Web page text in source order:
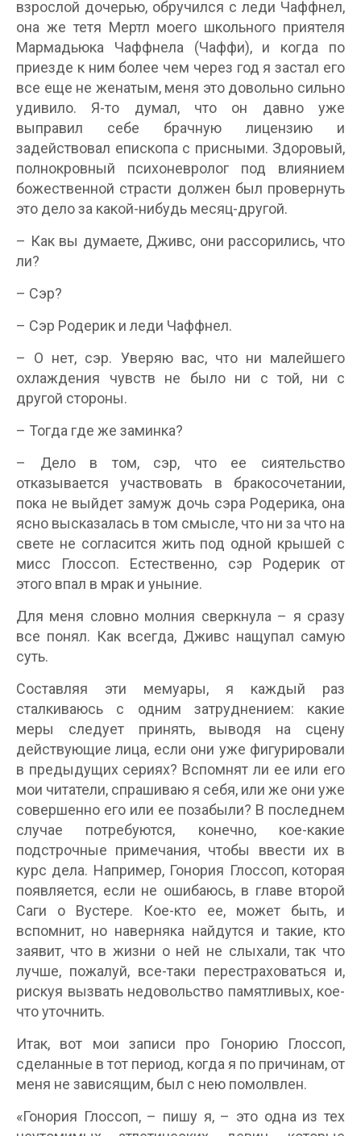
взрослой дочерью, обручился с леди Чаффнел,
она же тетя Мертл моего школьного приятеля
Мармадьюка Чаффнела (Чаффи), и когда по
приезде к ним более чем через год я застал его
все еще не женатым, меня это довольно сильно
удивило. Я-то думал, что он давно уже
выправил себе брачную лицензию и
задействовал епископа с присными. Здоровый,
полнокровный психоневролог под влиянием
божественной страсти должен был провернуть
это дело за какой-нибудь месяц-другой.
– Как вы думаете, Дживс, они рассорились, что
ли?
– Сэр?
– Сэр Родерик и леди Чаффнел.
– О нет, сэр. Уверяю вас, что ни малейшего
охлаждения чувств не было ни с той, ни с
другой стороны.
– Тогда где же заминка?
– Дело в том, сэр, что ее сиятельство
отказывается участвовать в бракосочетании,
пока не выйдет замуж дочь сэра Родерика, она
ясно высказалась в том смысле, что ни за что на
свете не согласится жить под одной крышей с
мисс Глоссоп. Естественно, сэр Родерик от
этого впал в мрак и уныние.
Для меня словно молния сверкнула – я сразу
все понял. Как всегда, Дживс нащупал самую
суть.
Составляя эти мемуары, я каждый раз
сталкиваюсь с одним затруднением: какие
меры следует принять, выводя на сцену
действующие лица, если они уже фигурировали
в предыдущих сериях? Вспомнят ли ее или его
мои читатели, спрашиваю я себя, или же они уже
совершенно его или ее позабыли? В последнем
случае потребуются, конечно, кое-какие
подстрочные примечания, чтобы ввести их в
курс дела. Например, Гонория Глоссоп, которая
появляется, если не ошибаюсь, в главе второй
Саги о Вустере. Кое-кто ее, может быть, и
вспомнит, но наверняка найдутся и такие, кто
заявит, что в жизни о ней не слыхали, так что
лучше, пожалуй, все-таки перестраховаться и,
рискуя вызвать недовольство памятливых, кое-
что уточнить.
Итак, вот мои записи про Гонорию Глоссоп,
сделанные в тот период, когда я по причинам, от
меня не зависящим, был с нею помолвлен.
«Гонория Глоссоп, – пишу я, – это одна из тех